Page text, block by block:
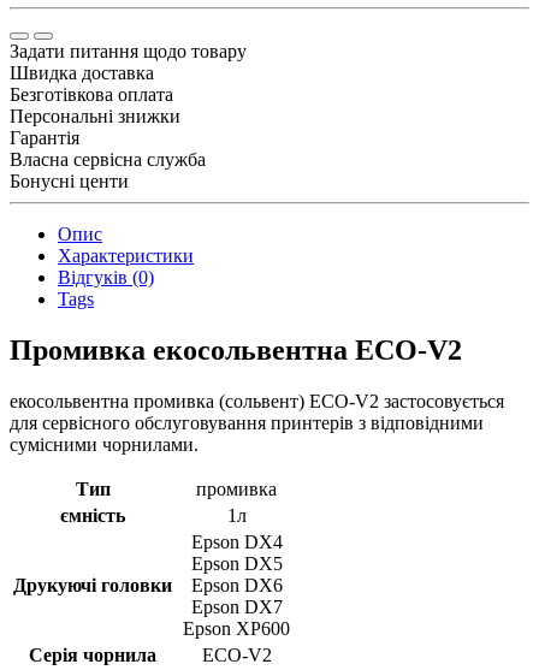
Задати питання щодо товару
Швидка доставка
Безготівкова оплата
Персональні знижки
Гарантія
Власна сервісна служба
Бонусні центи
Опис
Характеристики
Відгуків (0)
Tags
Промивка екосольвентна ECO-V2
екосольвентна промивка (сольвент) ECO-V2 застосовується
для сервісного обслуговування принтерів з відповідними
сумісними чорнилами.
Тип
промивка
ємність
1л
Друкуючі головки
Epson DX4
Epson DX5
Epson DX6
Epson DX7
Epson XP600
Серія чорнила
ECO-V2